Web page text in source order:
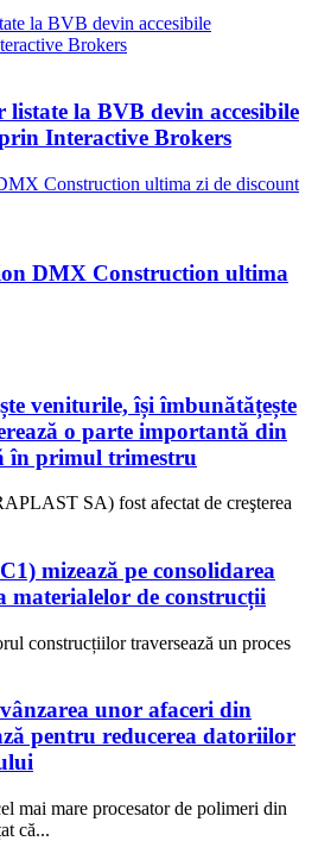
la BVB devin accesibile
Interactive Brokers
DMX Construction ultima
veniturile, își îmbunătățește
o parte importantă din
în primul trimestru
SA) fost afectat de creşterea
mizează pe consolidarea
materialelor de construcții
construcțiilor traversează un proces
unor afaceri din
pentru reducerea datoriilor
mai mare procesator de polimeri din
că...